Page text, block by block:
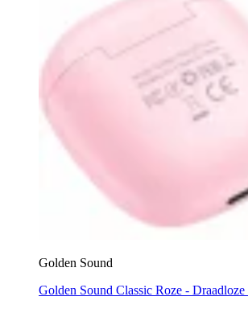
Golden Sound
Golden Sound Classic Roze - Draadloze